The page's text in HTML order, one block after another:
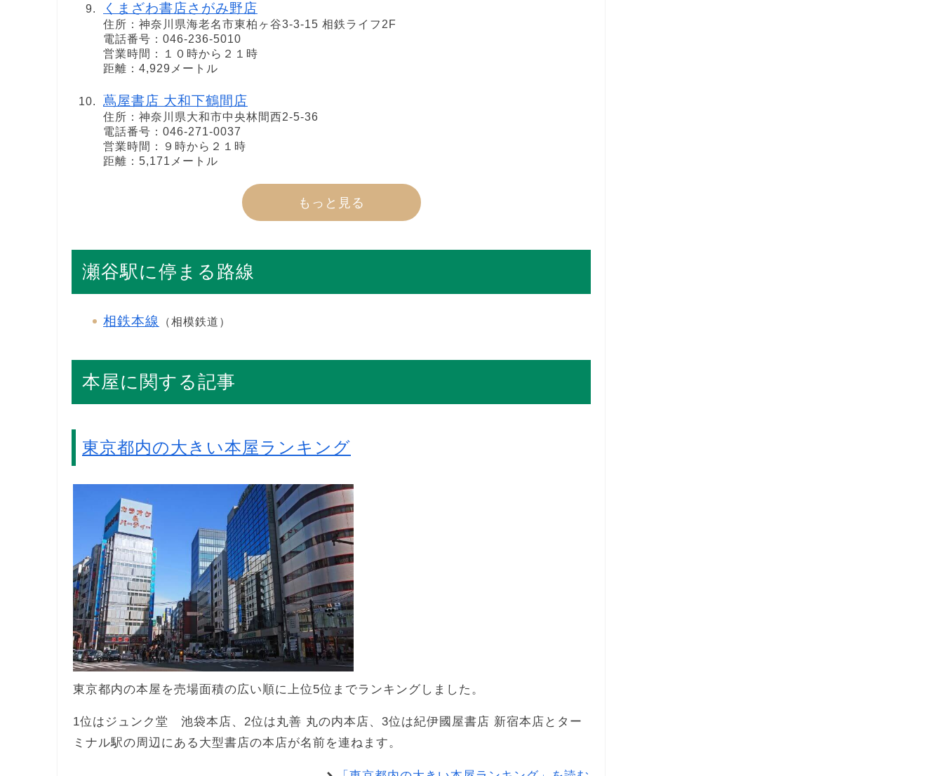
くまざわ書店さがみ野店
住所：神奈川県海老名市東柏ヶ谷3-3-15 相鉄ライフ2F
電話番号：046-236-5010
営業時間：１０時から２１時
距離：4,929メートル
蔦屋書店 大和下鶴間店
住所：神奈川県大和市中央林間西2-5-36
電話番号：046-271-0037
営業時間：９時から２１時
距離：5,171メートル
もっと見る
瀬谷駅に停まる路線
相鉄本線 （相模鉄道）
本屋に関する記事
東京都内の大きい本屋ランキング
東京都内の本屋を売場面積の広い順に上位5位までランキングしました。
1位はジュンク堂 池袋本店、2位は丸善 丸の内本店、3位は紀伊國屋書店 新宿本店とター
ミナル駅の周辺にある大型書店の本店が名前を連ねます。